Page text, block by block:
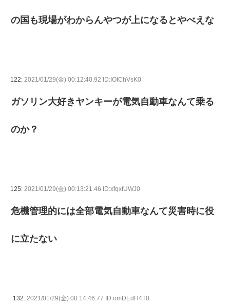
の国も現場がわからんやつが上になるとやべえな
122: 2021/01/29(金) 00:12:40.92 ID:IOIChVsK0
ガソリン大好きヤンキーが電気自動車なんて乗る
のか？
125: 2021/01/29(金) 00:13:21.46 ID:xfqxfUWJ0
危機管理的には全部電気自動車なんて災害時に役
に立たない
132: 2021/01/29(金) 00:14:46.77 ID:omDEdH4T0